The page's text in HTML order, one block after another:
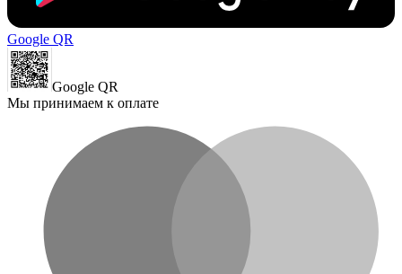
Google QR
Google QR
Мы принимаем к оплате